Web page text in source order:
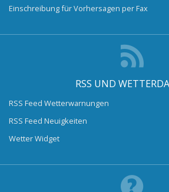
Einschreibung für Vorhersagen per Fax
RSS UND
RSS Feed Wetterwarnungen
RSS Feed Neuigkeiten
Wetter Widget